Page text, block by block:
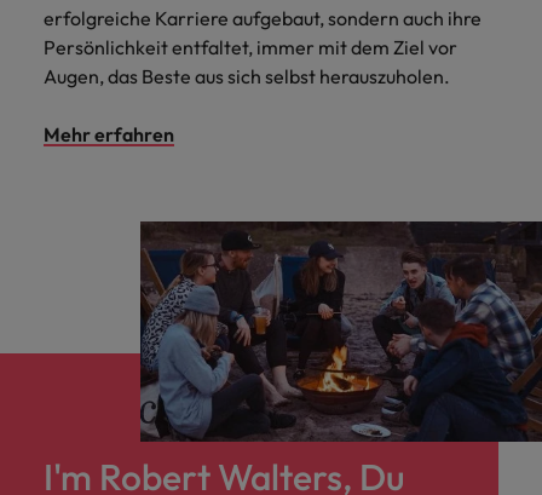
erfolgreiche Karriere aufgebaut, sondern auch ihre
Persönlichkeit entfaltet, immer mit dem Ziel vor
Augen, das Beste aus sich selbst herauszuholen.
Mehr erfahren
I'm Robert Walters, Du